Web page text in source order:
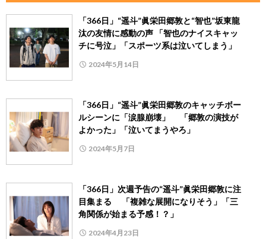
「366日」“遥斗”眞栄田郷敦と“智也”坂東龍
汰の友情に感動の声 「智也のナイスキャッ
チに号泣」「スポーツ系は泣いてしまう」
2024年5月14日
「366日」“遥斗”眞栄田郷敦のキャッチボー
ルシーンに「涙腺崩壊」 「郷敦の演技が
よかった」「泣いてまうやろ」
2024年5月7日
「366日」次週予告の“遥斗”眞栄田郷敦に注
目集まる 「複雑な展開になりそう」「三
角関係が始まる予感！？」
2024年4月23日